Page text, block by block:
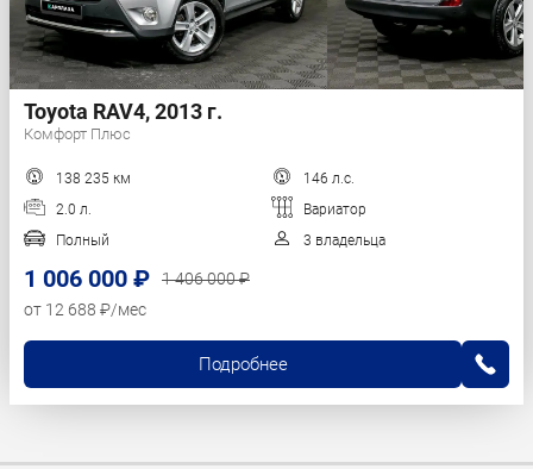
Toyota RAV4, 2013 г.
Комфорт Плюс
138 235 км
146 л.с.
2.0 л.
Вариатор
Полный
3 владельца
1 006 000 ₽
1 406 000 ₽
от 12 688 ₽/мес
Подробнее